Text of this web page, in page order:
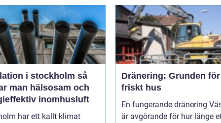
i stockholm så
man hälsosam och
inomhusluft
har ett kallt klimat
Dränering: Grunden
friskt hus
En fungerande dränering
är avgörande för hur länge